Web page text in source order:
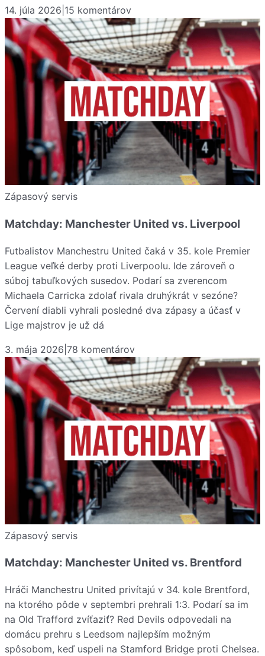
14. júla 2026 15 komentárov
Zápasový servis
Matchday: Manchester United vs. Liverpool
Futbalistov Manchestru United čaká v 35. kole Premier
League veľké derby proti Liverpoolu. Ide zároveň o
súboj tabuľkových susedov. Podarí sa zverencom
Michaela Carricka zdolať rivala druhýkrát v sezóne?
Červení diabli vyhrali posledné dva zápasy a účasť v
Lige majstrov je už dá
3. mája 2026 78 komentárov
Zápasový servis
Matchday: Manchester United vs. Brentford
Hráči Manchestru United privítajú v 34. kole Brentford,
na ktorého pôde v septembri prehrali 1:3. Podarí sa im
na Old Trafford zvíťaziť? Red Devils odpovedali na
domácu prehru s Leedsom najlepším možným
spôsobom, keď uspeli na Stamford Bridge proti Chelsea.